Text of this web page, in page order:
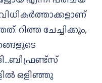
റിത്ത ചേച്ചിക്കും,
ഒളിഞ്ഞു